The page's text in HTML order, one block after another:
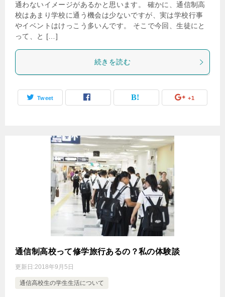
通わないイメージがあるかと思います。 確かに、通信制高
校はあまり学校に通う機会は少ないですが、実は学校行事
やイベントはけっこう多いんです。 そこで今回、生徒にと
って、と […]
続きを読む
Tweet +1
通信制高校って修学旅行あるの？私の体験談
更新日:2018年9月5日
通信高校生の学生生活について